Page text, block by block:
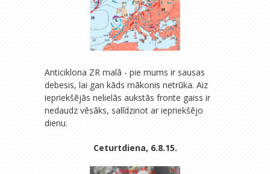
Anticiklona ZR malā - pie mums ir sausas
debesis, lai gan kāds mākonis netrūka. Aiz
iepriekšējās nelielās aukstās fronte gaiss ir
nedaudz vēsāks, salīdzinot ar iepriekšējo
dienu.
Ceturtdiena, 6.8.15.